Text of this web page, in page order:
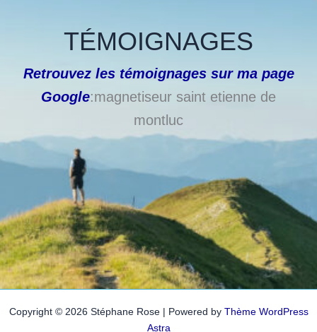
TÉMOIGNAGES
Retrouvez les témoignages sur ma page
Google:magnetiseur saint etienne de
montluc
Copyright © 2026 Stéphane Rose | Powered by Thème WordPress
Astra